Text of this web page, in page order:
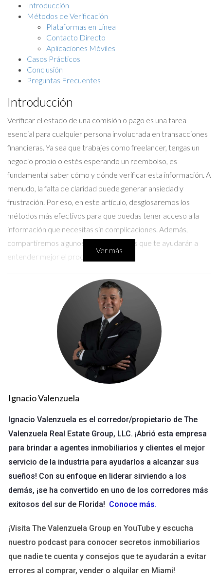
Introducción
Métodos de Verificación
Plataformas en Línea
Contacto Directo
Aplicaciones Móviles
Casos Prácticos
Conclusión
Preguntas Frecuentes
Introducción
Verificar el estado de una comisión o pago es una tarea
esencial para cualquier persona involucrada en transacciones
financieras. Ya sea que trabajes como freelancer, tengas un
negocio propio o estés esperando un reembolso, es
fundamental saber cómo y dónde verificar esta información. A
menudo, la falta de claridad puede generar ansiedad y
frustración. Por eso, en este artículo, desglosaremos los
métodos más efectivos para que puedas tener acceso a la
información que necesitas sin complicaciones. Además,
compartiremos algunos casos prácticos que te ayudarán a
entender mejor el proceso.
Métodos de Verificación
Existen varias maneras de verificar el estado de tus
comisiones o pagos. Cada método tiene sus ventajas y
desventajas, por lo que es importante elegir el que mejor se
adapte a tus necesidades.
Plataformas en Línea
La mayoría de las empresas ofrecen plataformas en línea
plataformas suelen ser intuitivas y fáciles de usar. Aquí tienes
algunos pasos básicos para seguir:
Accede al sitio web oficial de la empresa.
Inicia sesión con tus credenciales.
Navega hasta la sección de "Pagos" o "Comisiones".
Consulta el estado de tu pago o comisión.
Es importante asegurarte de que estás utilizando la página
oficial para evitar fraudes. Siempre verifica la URL antes de
Contacto Directo
Si prefieres un enfoque más personal, contactar
directamente al servicio al cliente puede ser una excelente
Ver más
Ignacio Valenzuela
Ignacio Valenzuela es el corredor/propietario de The
Valenzuela Real Estate Group, LLC. ¡Abrió esta empresa
para brindar a agentes inmobiliarios y clientes el mejor
servicio de la industria para ayudarlos a alcanzar sus
sueños! Con su enfoque en liderar sirviendo a los
demás, ¡se ha convertido en uno de los corredores más
exitosos del sur de Florida! Conoce más.
¡Visita The Valenzuela Group en YouTube y escucha
nuestro podcast para conocer secretos inmobiliarios
que nadie te cuenta y consejos que te ayudarán a evitar
errores al comprar, vender o alquilar en Miami!